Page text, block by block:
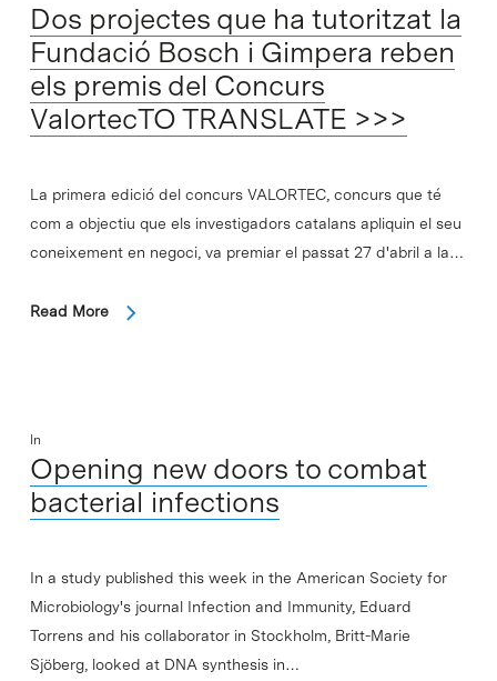
Dos projectes que ha tutoritzat la
Fundació Bosch i Gimpera reben
els premis del Concurs
ValortecTO TRANSLATE >>>
La primera edició del concurs VALORTEC, concurs que té
com a objectiu que els investigadors catalans apliquin el seu
coneixement en negoci, va premiar el passat 27 d'abril a la…
Read More
In
Opening new doors to combat
bacterial infections
In a study published this week in the American Society for
Microbiology's journal Infection and Immunity, Eduard
Torrens and his collaborator in Stockholm, Britt-Marie
Sjöberg, looked at DNA synthesis in…